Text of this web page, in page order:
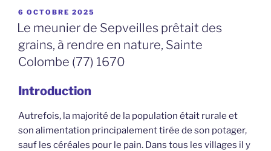
PUBLIÉ
LE
6 OCTOBRE 2025
Le meunier de Sepveilles prêtait des
grains, à rendre en nature, Sainte
Colombe (77) 1670
Introduction
Autrefois, la majorité de la population était rurale et
son alimentation principalement tirée de son potager,
sauf les céréales pour le pain. Dans tous les villages il y